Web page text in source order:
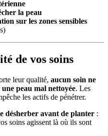
la peau
sur les zones sensibles
de vos soins
leur qualité, aucun soin ne
peau mal nettoyée. Les
les actifs de pénétrer.
désherber avant de planter :
soins agissent là où ils sont